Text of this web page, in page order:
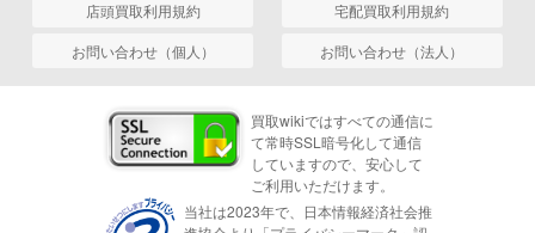
店頭買取利用規約
宅配買取利用規約
お問い合わせ（個人）
お問い合わせ（法人）
買取wikiではすべての通信に
て常時SSL暗号化して通信
していますので、安心して
ご利用いただけます。
当社は2023年で、日本情報経済社会推